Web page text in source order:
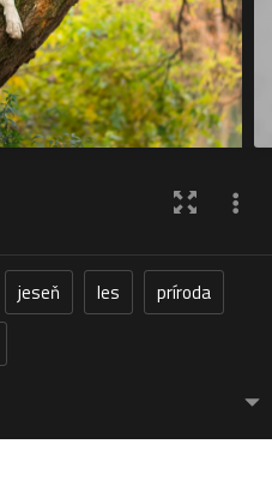
jeseň les
príroda